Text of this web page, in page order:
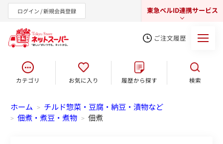
ログイン / 新規会員登録 東急ベルID連携サービス
東急オンラインショップ
ご注文履歴
カテゴリ お気に入り 履歴から探す 検索
ホーム > チルド惣菜・豆腐・納豆・漬物など
> 佃煮・煮豆・煮物 > 佃煮